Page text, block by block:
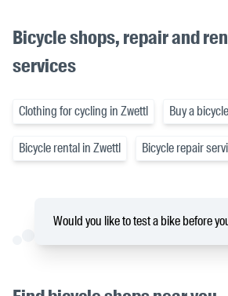
Bicycle shops, repair and
services
Clothing for cycling in Zwettl Buy a
Bicycle rental in Zwettl Bicycle repair
Would you like to test a bike before